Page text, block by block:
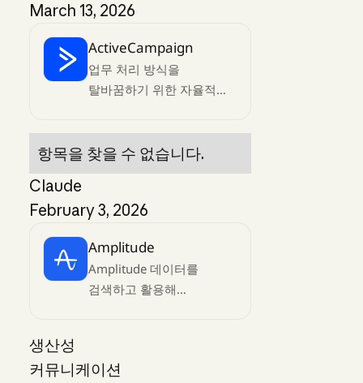
March 13, 2026
ActiveCampaign
업무 처리 방식을
탈바꿈하기 위한 자율적인
항목을 찾을 수 없습니다.
Claude
February 3, 2026
Amplitude
Amplitude 데이터를
검색하고 활용해
생산성
커뮤니케이션